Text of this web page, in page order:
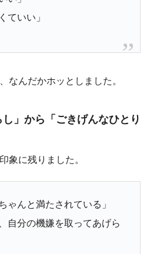
ていい」
なんだかホッとしました。
」から「ごきげんなひとり
象に残りました。
ゃんと満たされている」
自分の機嫌を取ってあげら